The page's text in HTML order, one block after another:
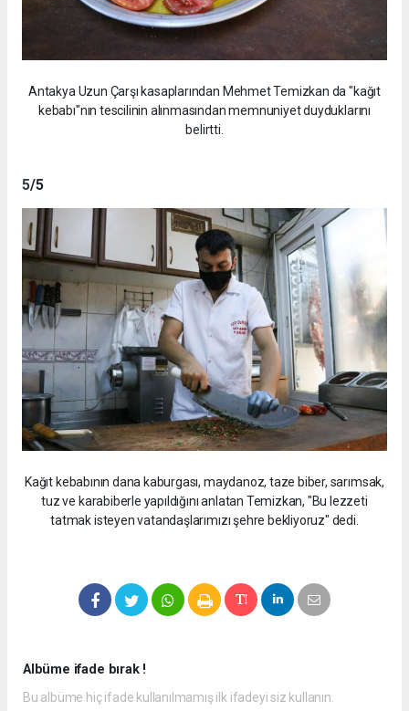
Antakya Uzun Çarşı kasaplarından Mehmet Temizkan da "kağıt
kebabı"nın tescilinin alınmasından memnuniyet duyduklarını
belirtti.
5/5
Kağıt kebabının dana kaburgası, maydanoz, taze biber, sarımsak,
tuz ve karabiberle yapıldığını anlatan Temizkan, "Bu lezzeti
tatmak isteyen vatandaşlarımızı şehre bekliyoruz" dedi.
Albüme ifade bırak !
Bu albüme hiç ifade kullanılmamış ilk ifadeyi siz kullanın.